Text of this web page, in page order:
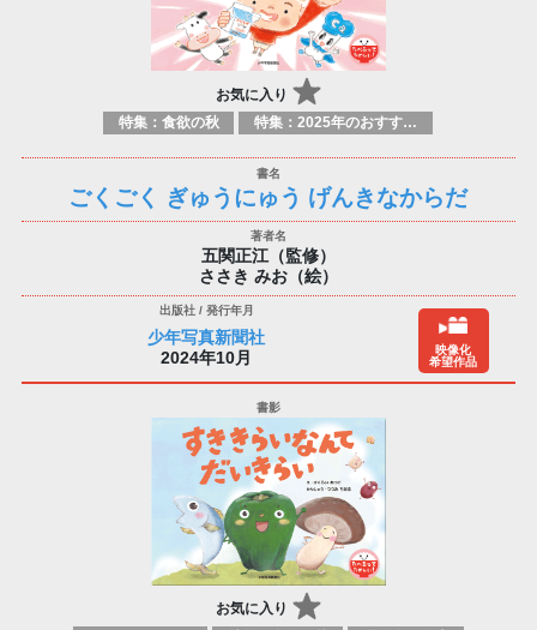
お気に入り
特集：食欲の秋 特集：2025年のおすすめ書籍
ごくごく ぎゅうにゅう げんきなからだ
五関正江（監修）
ささき みお（絵）
少年写真新聞社
2024年10月
映像化
希望作品
お気に入り